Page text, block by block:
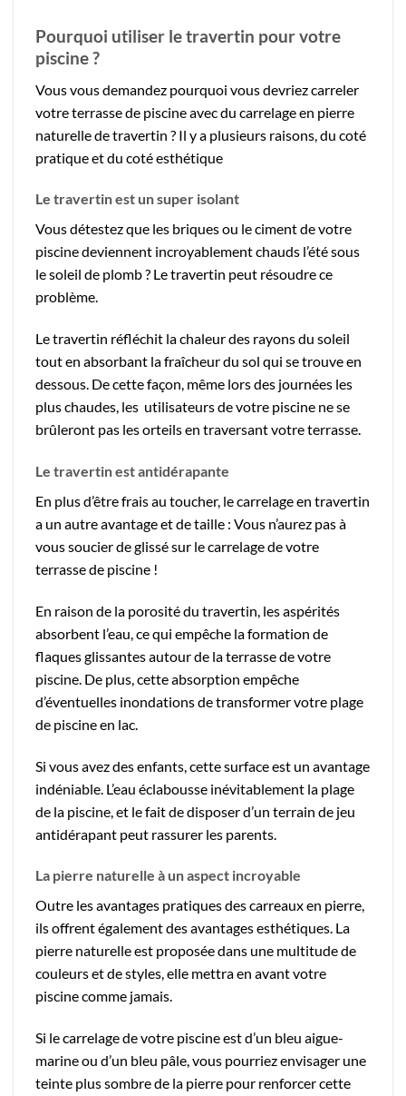
Pourquoi utiliser le travertin pour votre
piscine ?
Vous vous demandez pourquoi vous devriez carreler
votre terrasse de piscine avec du carrelage en pierre
naturelle de travertin ? Il y a plusieurs raisons, du coté
pratique et du coté esthétique
Le travertin est un super isolant
Vous détestez que les briques ou le ciment de votre
piscine deviennent incroyablement chauds l’été sous
le soleil de plomb ? Le travertin peut résoudre ce
problème.
Le travertin réfléchit la chaleur des rayons du soleil
tout en absorbant la fraîcheur du sol qui se trouve en
dessous. De cette façon, même lors des journées les
plus chaudes, les utilisateurs de votre piscine ne se
brûleront pas les orteils en traversant votre terrasse.
Le travertin est antidérapante
En plus d’être frais au toucher, le carrelage en travertin
a un autre avantage et de taille : Vous n’aurez pas à
vous soucier de glissé sur le carrelage de votre
terrasse de piscine !
En raison de la porosité du travertin, les aspérités
absorbent l’eau, ce qui empêche la formation de
flaques glissantes autour de la terrasse de votre
piscine. De plus, cette absorption empêche
d’éventuelles inondations de transformer votre plage
de piscine en lac.
Si vous avez des enfants, cette surface est un avantage
indéniable. L’eau éclabousse inévitablement la plage
de la piscine, et le fait de disposer d’un terrain de jeu
antidérapant peut rassurer les parents.
La pierre naturelle à un aspect incroyable
Outre les avantages pratiques des carreaux en pierre,
ils offrent également des avantages esthétiques. La
pierre naturelle est proposée dans une multitude de
couleurs et de styles, elle mettra en avant votre
piscine comme jamais.
Si le carrelage de votre piscine est d’un bleu aigue-
marine ou d’un bleu pâle, vous pourriez envisager une
teinte plus sombre de la pierre pour renforcer cette